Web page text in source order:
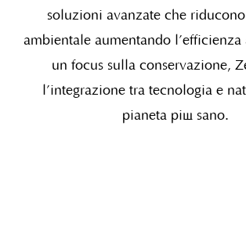
soluzioni avanzate che
ambientale aumentando
un focus sulla conservazione,
l’integrazione tra tecnologia e
pianeta più sano.